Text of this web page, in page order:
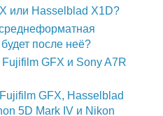
или Hasselblad X1D?
после неё?
GFX и Sony A7R
GFX, Hasselblad
5D Mark IV и Nikon